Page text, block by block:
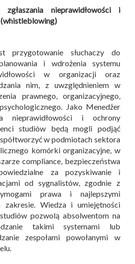
zgłaszania nieprawidłowości i
przygotowanie słuchaczy do
i wdrożenia systemu
w organizacji oraz
nim, z uwzględnieniem w
prawnego, organizacyjnego,
Jako Menedżer
nieprawidłowości i ochrony
studiów będą mogli podjąć
w podmiotach sektora
komórki organizacyjne, w
compliance, bezpieczeństwa
za pozyskiwanie i
od sygnalistów, zgodnie z
prawa i najlepszymi
Wiedza i umiejętności
pozwolą absolwentom na
takimi systemami lub
zespołami powołanymi w